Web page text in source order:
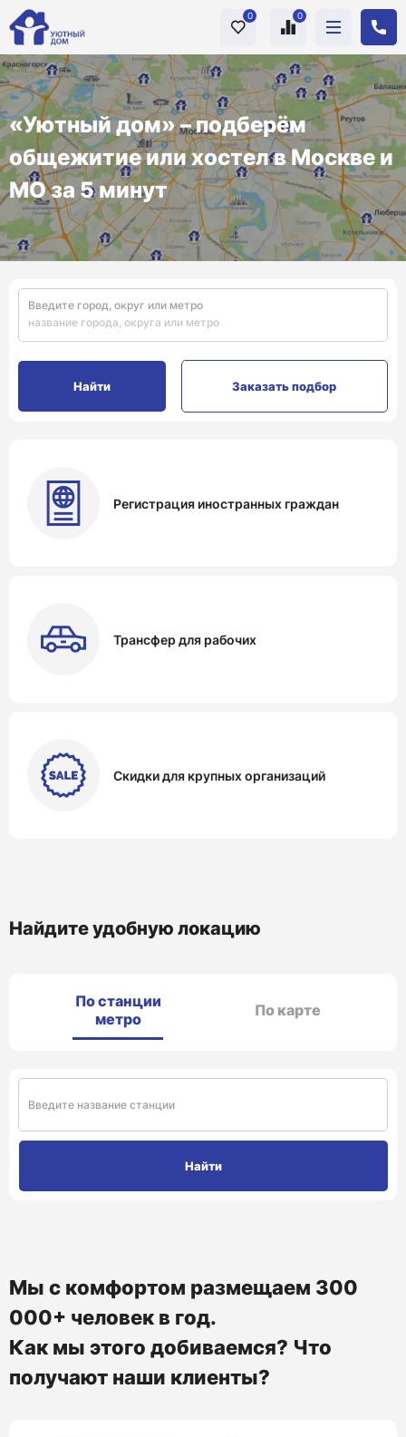
0 0
«Уютный дом» – подберём
общежитие или хостел в Москве и
МО за 5 минут
Введите город, округ или метро
Заказать подбор
Регистрация иностранных граждан
Трансфер для рабочих
Скидки для крупных организаций
Мы с комфортом размещаем 300
000+ человек в год.
Как мы этого добиваемся? Что
получают наши клиенты?
Найдите удобную локацию
По станции
метро
По карте